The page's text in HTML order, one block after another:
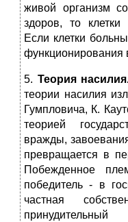
живой организм
здоров, то
Если клетки
функционирования
5. Теория
теории насилия
Гумпловича, К.
теорией
вражды,
превращается в
Побежденное
победитель - в
частная